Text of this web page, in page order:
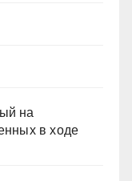
на
в ходе